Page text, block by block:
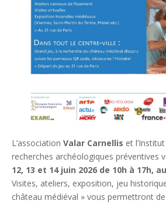
L’association Valar Carnellis et
recherches archéologiques préventives
12, 13 et 14 juin 2026 de 10h à 17h,
Visites, ateliers, exposition, jeu
château médiéval » vous permettront